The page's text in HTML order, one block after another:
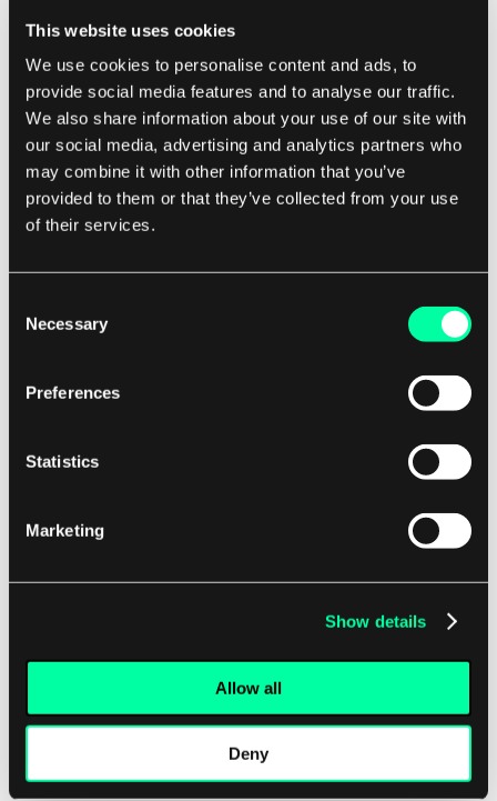
This website uses cookies
We use cookies to personalise content and ads, to
provide social media features and to analyse our traffic.
We also share information about your use of our site with
our social media, advertising and analytics partners who
may combine it with other information that you’ve
provided to them or that they’ve collected from your use
of their services.
Selection
Necessary
Preferences
Statistics
Marketing
Show details
Allow all
Deny
wszystkie formy technologii rzeczywistości, w
tym VR, AR i MR. XR to wszechstronna i
elastyczna platforma, która pozwala
użytkownikom na płynne przechodzenie między
różnymi rzeczywistościami w zależności od ich
potrzeb i preferencji. XR jest często stosowane w
środowiskach współpracy, gdzie użytkownicy
rozważyć czynniki takie jak immersja, interakcja i
wszechstronność. VR oferuje najwyższy poziom
immersji, pozwalając użytkownikom całkowicie
uciec od rzeczywistości i wejść do wirtualnego
świata. AR wzbogaca postrzeganie rzeczywistości
przez użytkowników, nakładając informacje
interaktywne i immersyjne doświadczenie. XR
zapewnia elastyczną platformę, która pozwala
użytkownikom na płynne przechodzenie między
różnymi rzeczywistościami w zależności od ich